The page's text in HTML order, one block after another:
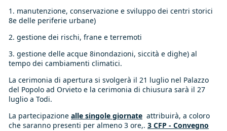
1. manutenzione, conservazione e sviluppo dei centri storici
8e delle periferie urbane)
2. gestione dei rischi, frane e terremoti
3. gestione delle acque 8inondazioni, siccità e dighe) al
tempo dei cambiamenti climatici.
La cerimonia di apertura si svolgerà il 21 luglio nel Palazzo
del Popolo ad Orvieto e la cerimonia di chiusura sarà il 27
luglio a Todi.
La partecipazione alle singole giornate attribuirà, a coloro
che saranno presenti per almeno 3 ore,. 3 CFP - Convegno